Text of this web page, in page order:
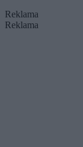
Reklama
Reklama